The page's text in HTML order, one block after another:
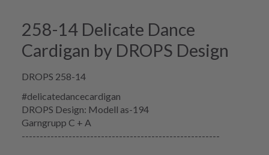
258-14 Delicate Dance
Cardigan by DROPS Design
DROPS 258-14
#delicatedancecardigan
DROPS Design: Modell as-194
Garngrupp C + A
-------------------------------------------------------